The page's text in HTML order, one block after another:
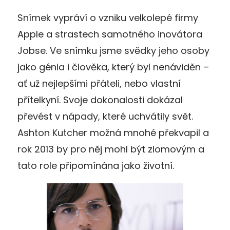
Snímek vypráví o vzniku velkolepé firmy
Apple a strastech samotného inovátora
Jobse. Ve snímku jsme svědky jeho osoby
jako génia i člověka, který byl nenáviděn –
ať už nejlepšími přáteli, nebo vlastní
přítelkyní. Svoje dokonalosti dokázal
převést v nápady, které uchvátily svět.
Ashton Kutcher možná mnohé překvapil a
rok 2013 by pro něj mohl být zlomovým a
tato role připomínána jako životní.